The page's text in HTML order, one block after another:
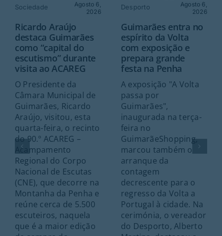
Sociedade
Agosto 6,
2026
Ricardo Araújo
destaca Guimarães
como “capital do
escutismo” durante
visita ao ACAREG
O Presidente da
Câmara Municipal de
Guimarães, Ricardo
Araújo, visitou, esta
quarta-feira, o recinto
do 90.º ACAREG –
Acampamento
Regional do Corpo
Nacional de Escutas
(CNE), que decorre na
Montanha da Penha e
reúne cerca de 5.500
escuteiros, naquela
que é a maior edição
Desporto
Agosto 6,
2026
Guimarães entra no
espírito da Volta
com exposição e
prepara grande
festa na Penha
A exposição "A Volta
passa por
Guimarães",
inaugurada na terça-
feira no
GuimarãeShopping,
marcou também o
arranque da
contagem
decrescente para o
regresso da Volta a
Portugal à cidade. Na
cerimónia, o vereador
do Desporto, Alberto